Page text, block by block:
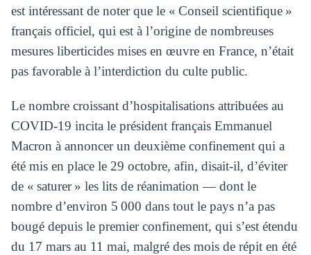
est intéressant de noter que le « Conseil scientifique »
français officiel, qui est à l’origine de nombreuses
mesures liberticides mises en œuvre en France, n’était
pas favorable à l’interdiction du culte public.
Le nombre croissant d’hospitalisations attribuées au
COVID-19 incita le président français Emmanuel
Macron à annoncer un deuxième confinement qui a
été mis en place le 29 octobre, afin, disait-il, d’éviter
de « saturer » les lits de réanimation — dont le
nombre d’environ 5 000 dans tout le pays n’a pas
bougé depuis le premier confinement, qui s’est étendu
du 17 mars au 11 mai, malgré des mois de répit en été